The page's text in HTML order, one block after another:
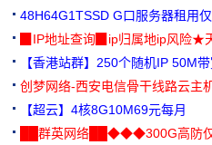
48H64G1TSSD G口服务器租用
3000+可免费测试
▉IP地址查询▉ip归属地ip风险★
【香港站群】250个随机IP 50M
创梦网络-西安电信骨干线路云主
88元/月
【超云】4核8G10M69元每月
██群英网络██◆◆◆300G高防